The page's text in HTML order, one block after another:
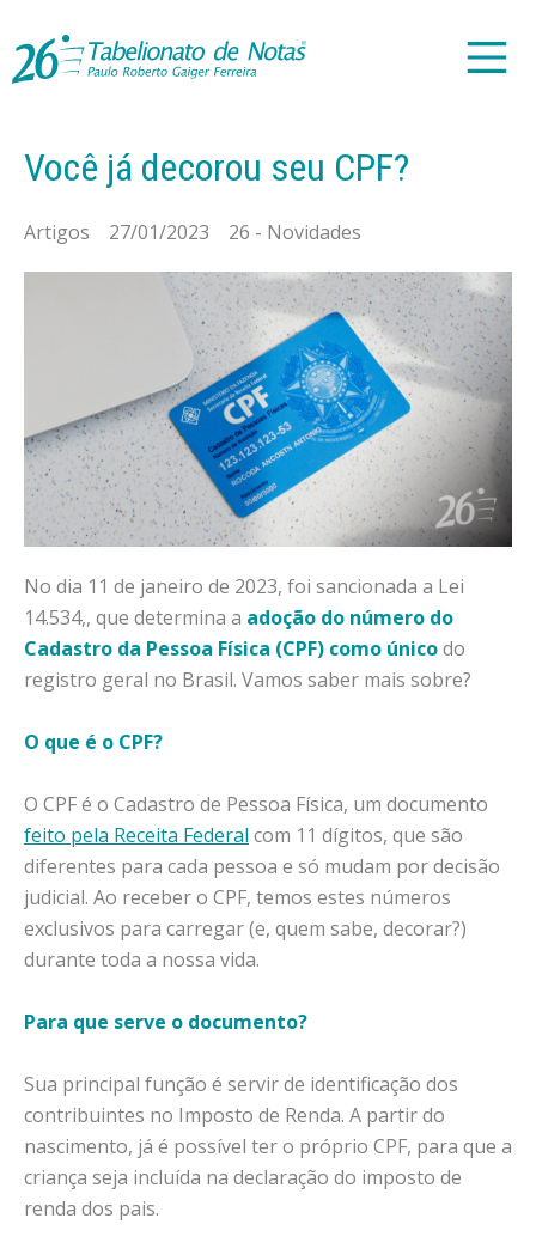
Você já decorou seu CPF?
Artigos 27/01/2023 26 - Novidades
No dia 11 de janeiro de 2023, foi sancionada a Lei
14.534,, que determina a adoção do número do
Cadastro da Pessoa Física (CPF) como únicodo
registro geral no Brasil. Vamos saber mais sobre?
O que é o CPF?
O CPF é o Cadastro de Pessoa Física, um documento
feito pela Receita Federal com 11 dígitos, que são
diferentes para cada pessoa e só mudam por decisão
judicial. Ao receber o CPF, temos estes números
exclusivos para carregar (e, quem sabe, decorar?)
durante toda a nossa vida.
Para que serve o documento?
Sua principal função é servir de identificação dos
contribuintes no Imposto de Renda. A partir do
nascimento, já é possível ter o próprio CPF, para que a
criança seja incluída na declaração do imposto de
renda dos pais.